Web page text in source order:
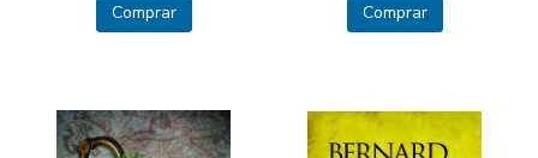
Comprar Comprar